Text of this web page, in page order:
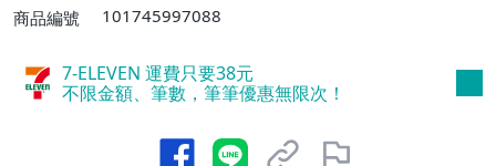
商品編號
101745997088
7-ELEVEN 運費只要38元
不限金額、筆數，筆筆優惠無限次！